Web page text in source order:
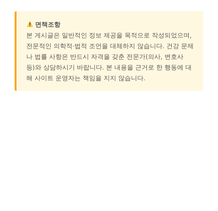
면책조항
본 게시글은 일반적인 정보 제공을 목적으로 작성되었으며,
전문적인 의학적·법적 조언을 대체하지 않습니다. 건강 문제
나 법률 사항은 반드시 자격을 갖춘 전문가(의사, 변호사
등)와 상담하시기 바랍니다. 본 내용을 근거로 한 행동에 대
해 사이트 운영자는 책임을 지지 않습니다.